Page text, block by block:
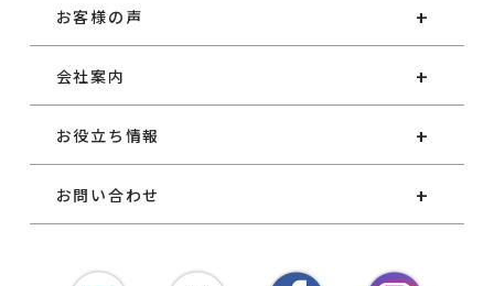
お客様の声
会社案内
お役立ち情報
お問い合わせ